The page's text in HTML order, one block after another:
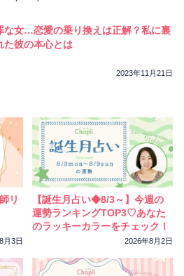
片思い 結婚
な女…恋愛の乗り換えは正解？私に裏
た彼の本心とは
2023年11月21日
リ
月3日
【誕生月占い◆8/3～】今週の
運勢ランキングTOP3♡あなた
のラッキーカラーをチェック！
2026年8月2日